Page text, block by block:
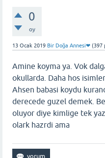
0
oy
13 Ocak 2019 Bir Doğa Annesi❤ (397
Amine koyma ya. Vok
okullarda. Daha hos
Ahsen babasi koydu
derecede guzel demek.
oluyor diye kimlige tek
olark hazrdi ama